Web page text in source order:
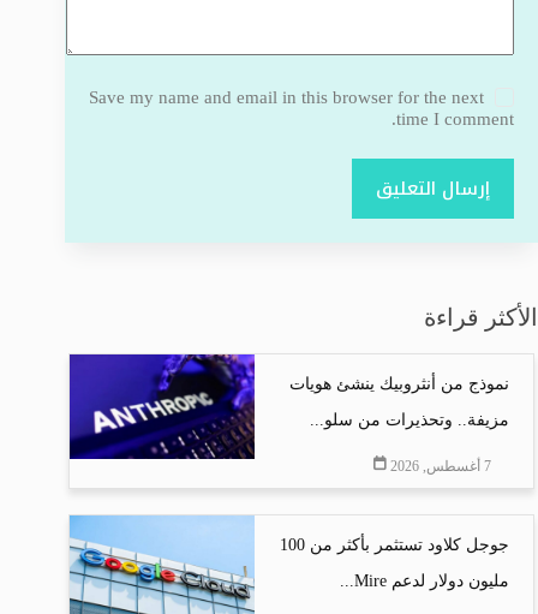
Save my name and email in this browser for the next
time I comment.
إرسال التعليق
الأكثر قراءة
نموذج من أنثروبيك ينشئ هويات
مزيفة.. وتحذيرات من سلو...
7 أغسطس, 2026
جوجل كلاود تستثمر بأكثر من 100
مليون دولار لدعم Mire...